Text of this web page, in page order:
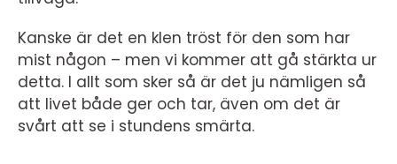
Kanske är det en klen tröst för den som har
mist någon – men vi kommer att gå stärkta ur
detta. I allt som sker så är det ju nämligen så
att livet både ger och tar, även om det är
svårt att se i stundens smärta.